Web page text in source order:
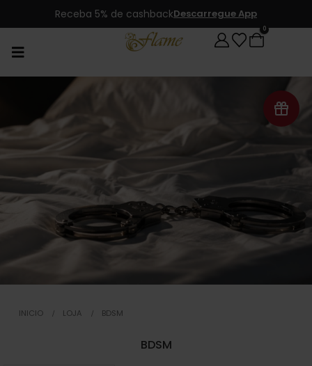
Receba 5% de cashbackDescarregue App
0
INICIO LOJA BDSM
BDSM